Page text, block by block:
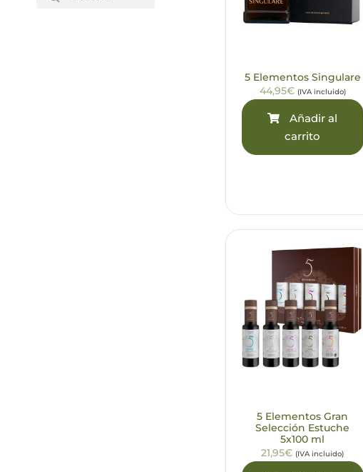
5 Elementos Singulare
44,95€ (IVA incluido)
Añadir al
carrito
5 Elementos Gran
Selección Estuche
5x100 ml
21,95€ (IVA incluido)